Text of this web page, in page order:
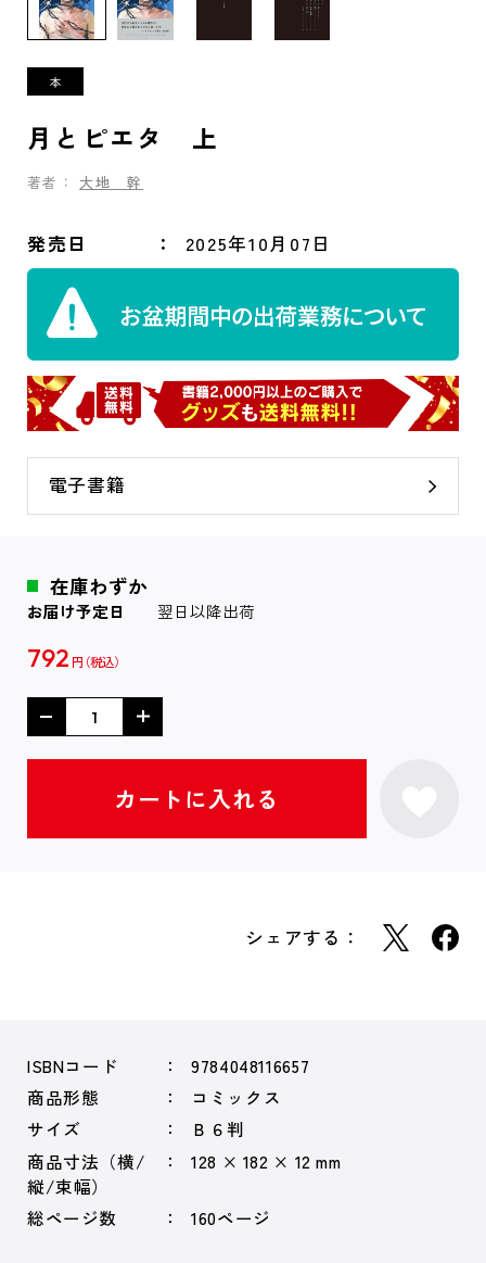
月とピエタ 上
著者： 大地 幹
発売日 2025年10月07日
電子書籍
在庫わずか
お届け予定日 翌日以降出荷
792 円
シェアする：
ISBNコード
9784048116657
商品形態
コミックス
サイズ
Ｂ６判
商品寸法（横/
縦/束幅）
128 × 182 × 12 mm
総ページ数 160ページ